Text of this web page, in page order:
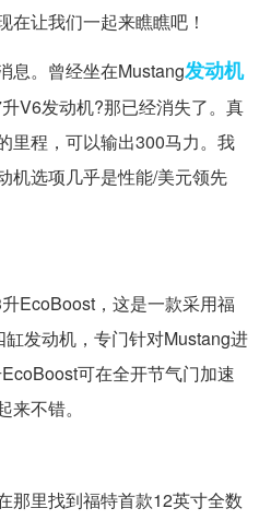
在让我们一起来瞧瞧吧！
息。曾经坐在Mustang发动机
V6发动机?那已经消失了。真
里程，可以输出300马力。我
机选项几乎是性能/美元领先
EcoBoost，这是一款采用福
缸发动机，专门针对Mustang进
可在全开节气门加速
不错。
那里找到福特首款12英寸全数